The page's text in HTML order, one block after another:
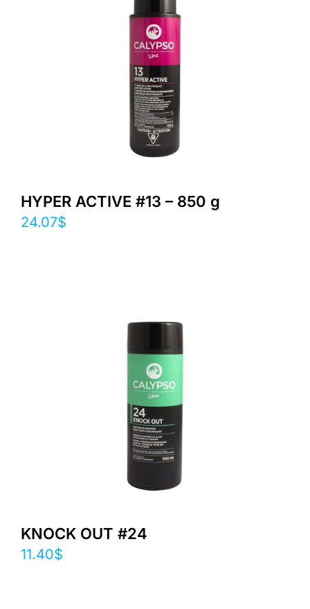
HYPER ACTIVE #13 – 850 g
24.07$
KNOCK OUT #24
11.40$